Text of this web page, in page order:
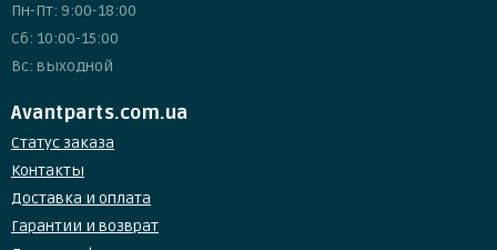
Пн-Пт: 9:00-18:00
Сб: 10:00-15:00
Вс: выходной
Avantparts.com.ua
Статус заказа
Контакты
Доставка и оплата
Гарантии и возврат